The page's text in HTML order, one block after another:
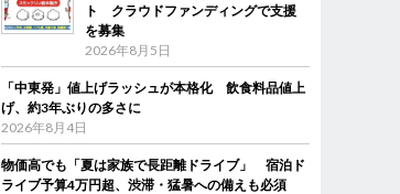
ト クラウドファンディングで支援
を募集
2026年8月5日
「中東発」値上げラッシュが本格化 飲食料品値上
げ、約3年ぶりの多さに
2026年8月4日
物価高でも「夏は家族で長距離ドライブ」 宿泊ド
ライブ予算4万円超、渋滞・猛暑への備えも必須